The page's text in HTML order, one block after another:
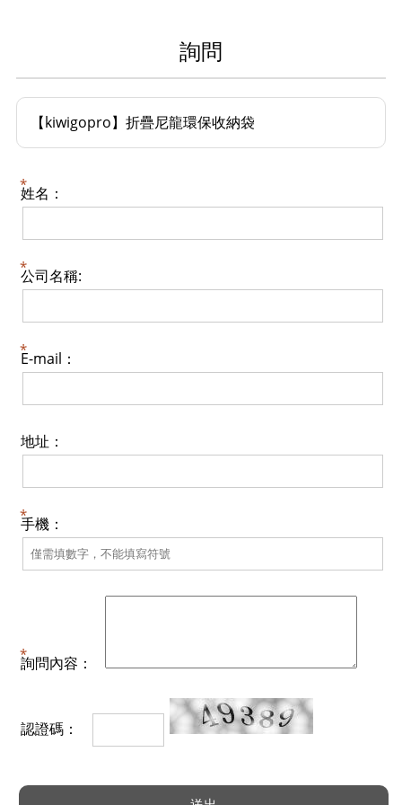
詢問
【kiwigopro】折疊尼龍環保收納袋
姓名：
公司名稱:
E-mail：
地址：
手機：
詢問內容：
認證碼：